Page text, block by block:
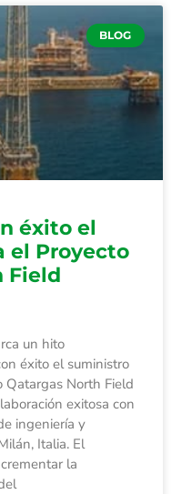
BLOG
éxito el
el Proyecto
Field
un hito
éxito el suministro
Qatargas North Field
exitosa con
ingeniería y
Italia. El
la